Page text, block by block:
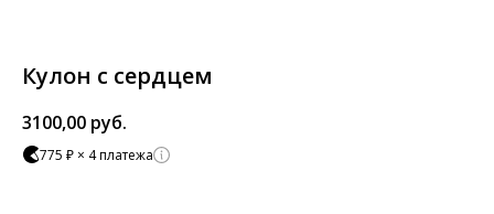
Кулон с сердцем
3100,00 руб.
775 ₽ × 4 платежа